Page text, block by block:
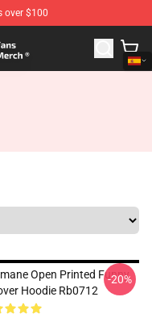
over $100
Merchandise Shop
Open Printed Funny
Hoodie Rb0712
-20%